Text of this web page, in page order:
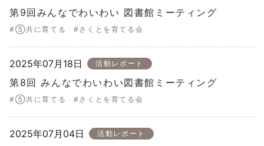
第9回みんなでわいわい 図書館ミーティング
#⑤共に育てる #さくとを育てる会
2025年07月18日 活動レポート
第8回 みんなでわいわい図書館ミーティング
#⑤共に育てる #さくとを育てる会
2025年07月04日 活動レポート